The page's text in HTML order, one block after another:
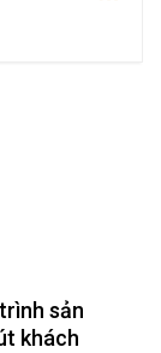
sản
khách